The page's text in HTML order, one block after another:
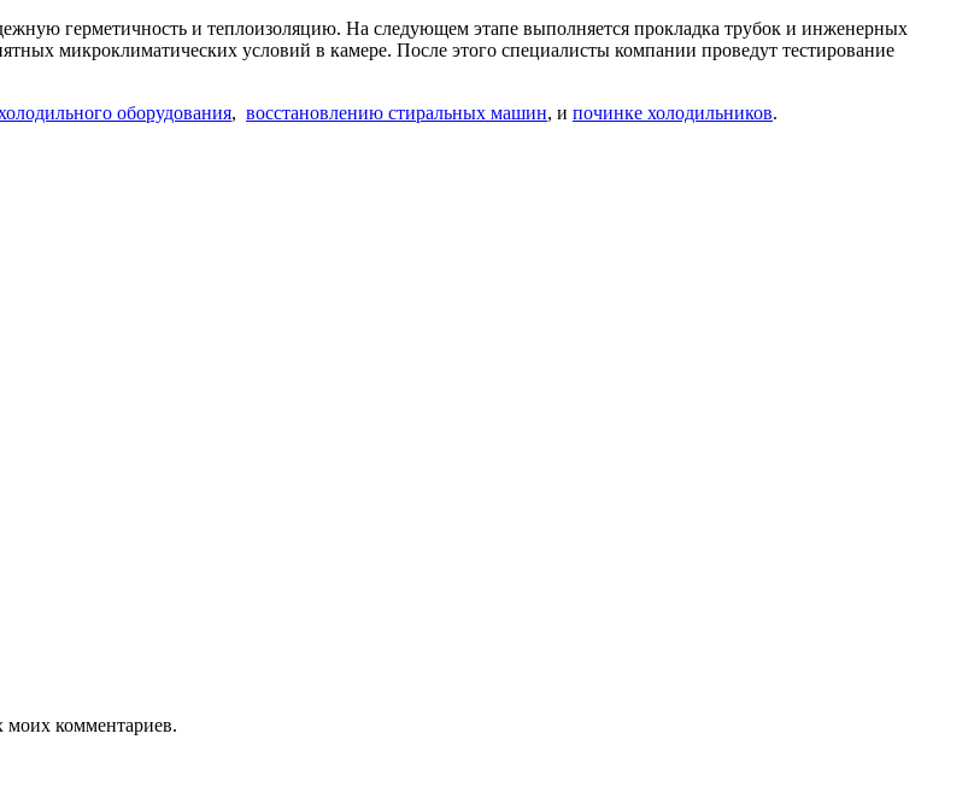
герметичность и теплоизоляцию. На следующем этапе выполняется прокладка трубок и инженерных
микроклиматических условий в камере. После этого специалисты компании проведут тестирование
оборудования, восстановлению стиральных машин, и починке холодильников.
моих комментариев.